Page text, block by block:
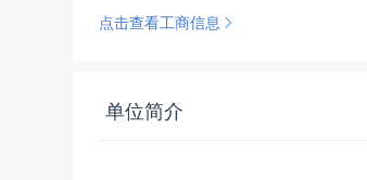
点击查看工商信息
单位简介